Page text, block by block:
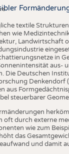
textile
wie
Landwirtschaft
in
aus-
Die Deutschen
Denkendorf
aus
steuerbarer
oft durch externe
wie zum
das
und damit